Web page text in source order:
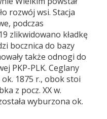
rozwój wsi. Stacja
podczas
zlikwidowano kładkę
bocznica do bazy
także odnogi do
PKP-PLK. Ceglany
1875 r., obok stoi
z pocz. XX w.
wyburzona ok.